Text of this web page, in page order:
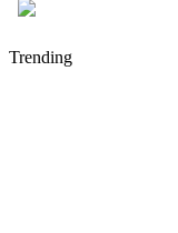
Trending